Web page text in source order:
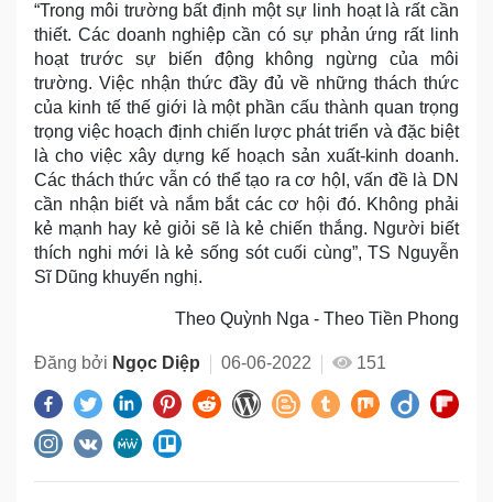
“Trong môi trường bất định một sự linh hoạt là rất cần
thiết. Các doanh nghiệp cần có sự phản ứng rất linh
hoạt trước sự biến động không ngừng của môi
trường. Việc nhận thức đầy đủ về những thách thức
của kinh tế thế giới là một phần cấu thành quan trọng
trọng việc hoạch định chiến lược phát triển và đặc biệt
là cho việc xây dựng kế hoạch sản xuất-kinh doanh.
Các thách thức vẫn có thể tạo ra cơ hộI, vấn đề là DN
cần nhận biết và nắm bắt các cơ hội đó. Không phải
kẻ mạnh hay kẻ giỏi sẽ là kẻ chiến thắng. Người biết
thích nghi mới là kẻ sống sót cuối cùng”, TS Nguyễn
Sĩ Dũng khuyến nghị.
Theo Quỳnh Nga - Theo Tiền Phong
Đăng bởi Ngọc Diệp 06-06-2022 151